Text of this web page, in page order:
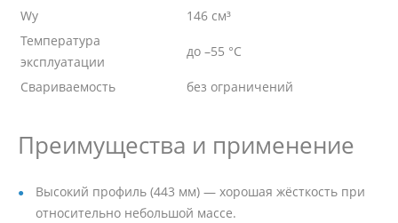
Wy
146 см³
Температура
эксплуатации
до –55 °C
Свариваемость без ограничений
Преимущества и применение
Высокий профиль (443 мм) — хорошая жёсткость при
относительно небольшой массе.